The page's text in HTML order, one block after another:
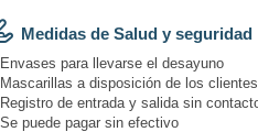
Medidas de Salud y seguridad
Envases para llevarse el desayuno
Mascarillas a disposición de los clientes
Registro de entrada y salida sin
Se puede pagar sin efectivo